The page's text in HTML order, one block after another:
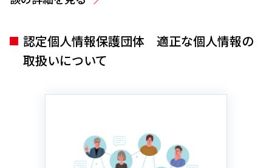
認定個人情報保護団体 適正な個人情報の
取扱いについて